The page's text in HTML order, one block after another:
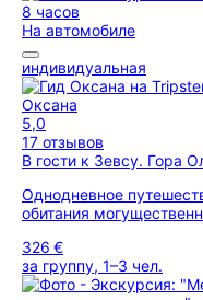
8 часов
На автомобиле
индивидуальная
Оксана
5,0
17 отзывов
В гости к Зевсу. Гора
Однодневное
обитания
326 €
за группу, 1–3 чел.